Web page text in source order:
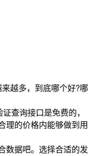
越多，到底哪个好?哪
查询接口是免费的，
理的价格内能够做到用
数据吧。选择合适的发